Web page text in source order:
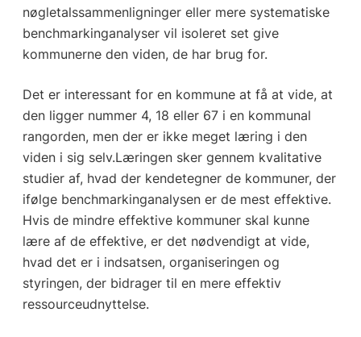
nøgletalssammenligninger eller mere systematiske
benchmarkinganalyser vil isoleret set give
kommunerne den viden, de har brug for.
Det er interessant for en kommune at få at vide, at
den ligger nummer 4, 18 eller 67 i en kommunal
rangorden, men der er ikke meget læring i den
viden i sig selv.Læringen sker gennem kvalitative
studier af, hvad der kendetegner de kommuner, der
ifølge benchmarkinganalysen er de mest effektive.
Hvis de mindre effektive kommuner skal kunne
lære af de effektive, er det nødvendigt at vide,
hvad det er i indsatsen, organiseringen og
styringen, der bidrager til en mere effektiv
ressourceudnyttelse.